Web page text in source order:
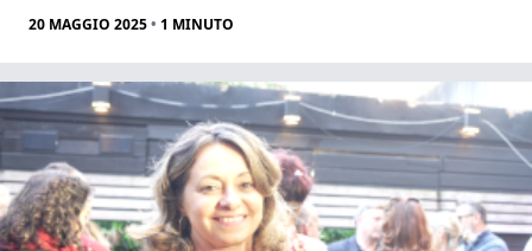
20 MAGGIO 2025• 1 MINUTO